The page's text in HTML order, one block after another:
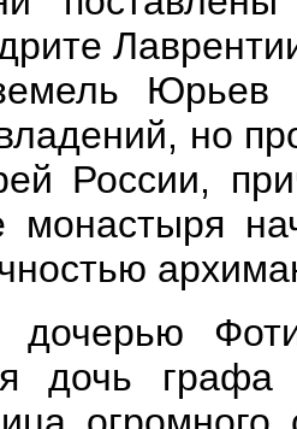
Юрьев
но
России,
монастыря
дочерью
дочь